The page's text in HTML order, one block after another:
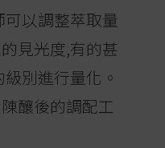
以調整萃取量
見光度,有的甚
別進行量化。
釀後的調配工